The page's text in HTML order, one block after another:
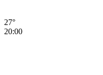
27°
20:00